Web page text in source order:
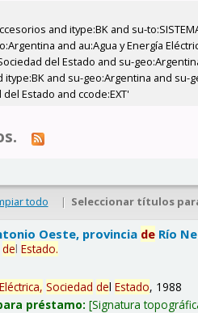
and itype:BK and su-
and au:Agua y Energía
del Estado and su-
and su-geo:Argentina and su-
Estado and ccode:EXT'
todo | Seleccionar títulos
Oeste, provincia de Río
delEstado.
Eléctrica, Sociedad delEstado, 1988
préstamo: Signatura